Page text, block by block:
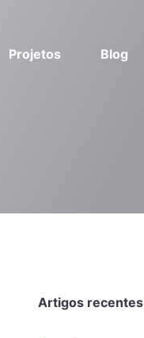
Projetos Blog
Artigos recentes